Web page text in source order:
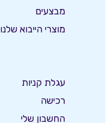
מבצעים
מוצרי הייבוא שלנו
עגלת קניות
רכישה
החשבון שלי